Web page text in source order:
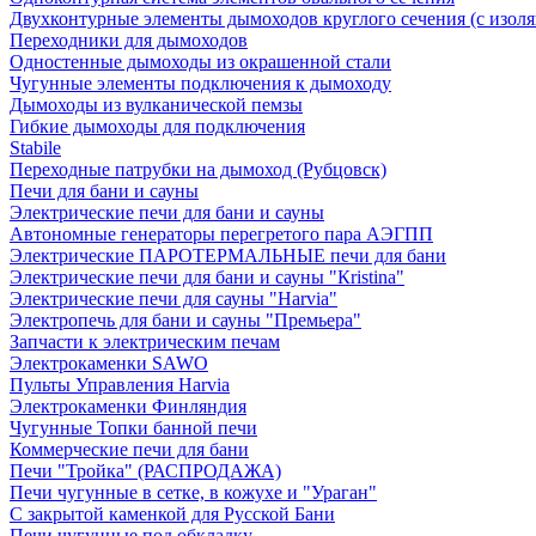
Двухконтурные элементы дымоходов круглого сечения (с
Переходники для дымоходов
Одностенные дымоходы из окрашенной стали
Чугунные элементы подключения к дымоходу
Дымоходы из вулканической пемзы
Гибкие дымоходы для подключения
Stabile
Переходные патрубки на дымоход (Рубцовск)
Печи для бани и сауны
Электрические печи для бани и сауны
Автономные генераторы перегретого пара АЭГПП
Электрические ПАРОТЕРМАЛЬНЫЕ печи для бани
Электрические печи для бани и сауны "Кristina"
Электрические печи для сауны "Harvia"
Электропечь для бани и сауны "Премьера"
Запчасти к электрическим печам
Электрокаменки SAWO
Пульты Управления Harvia
Электрокаменки Финляндия
Чугунные Топки банной печи
Коммерческие печи для бани
Печи "Тройка" (РАСПРОДАЖА)
Печи чугунные в сетке, в кожухе и "Ураган"
С закрытой каменкой для Русской Бани